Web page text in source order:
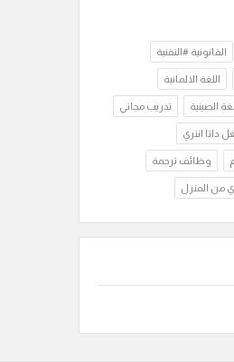
القانونية #التقنية
اللغة الالمانية
الصينية تدريب مجاني
داتا انتري
وظائف ترجمة
من المنزل